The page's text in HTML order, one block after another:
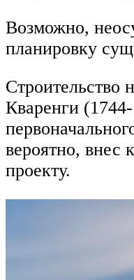
Возможно,
планировку
Строительство
Кваренги
вероятно, внес
проекту.